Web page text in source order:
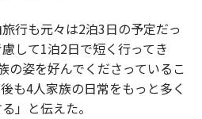
行も元々は2泊3日の予定だっ
して1泊2日で短く行ってき
の姿を好んでくださっているこ
も4人家族の日常をもっと多く
」と伝えた。